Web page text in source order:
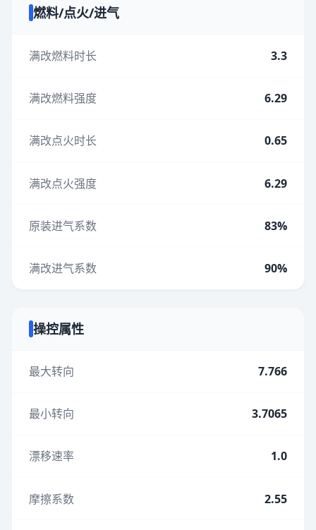
燃料/点火/进气
满改燃料时长 3.3
满改燃料强度 6.29
满改点火时长 0.65
满改点火强度 6.29
原装进气系数 83%
满改进气系数 90%
操控属性
最大转向 7.766
最小转向 3.7065
漂移速率 1.0
摩擦系数 2.55